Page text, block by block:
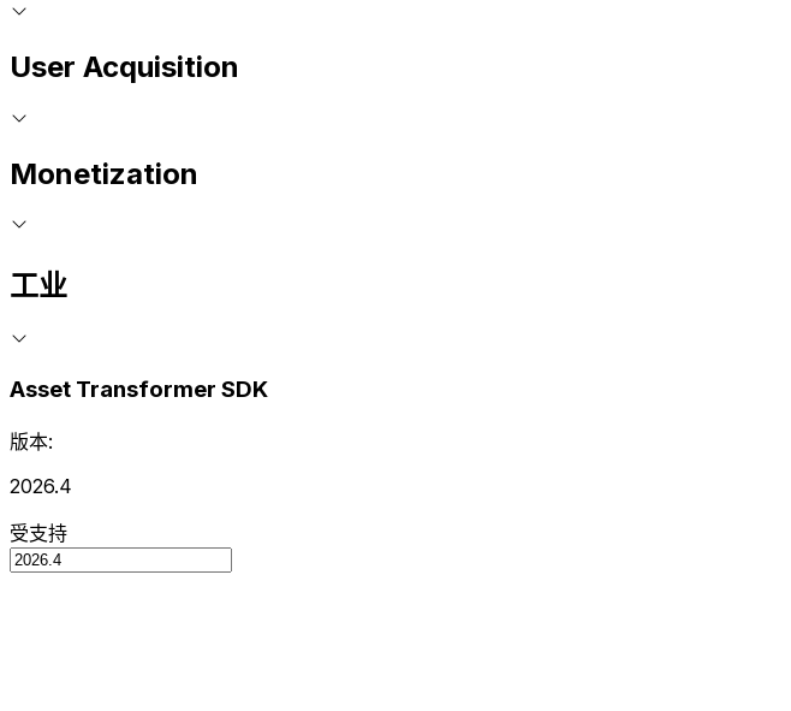
User Acquisition
Monetization
工业
Asset Transformer SDK
版本:
2026.4
受支持